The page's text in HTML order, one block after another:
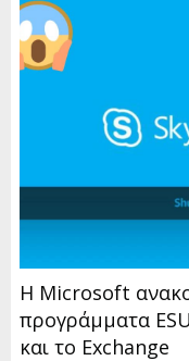
Η Microsoft
προγράμματα
και το Exchange